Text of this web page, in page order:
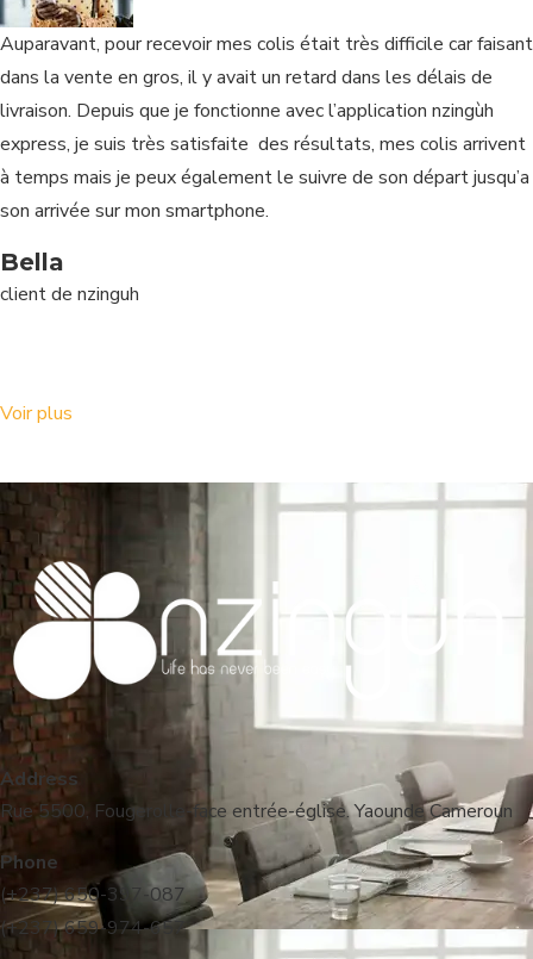
Auparavant, pour recevoir mes colis était très difficile car faisant
dans la vente en gros, il y avait un retard dans les délais de
livraison. Depuis que je fonctionne avec l’application nzingùh
express, je suis très satisfaite des résultats, mes colis arrivent
à temps mais je peux également le suivre de son départ jusqu’a
son arrivée sur mon smartphone.
Bella
client de nzinguh
Voir plus
Address
Rue 5500, Fougerolle-face entrée-église. Yaounde Cameroun
Phone
(+237) 650-397-087
(+237) 659-974-657